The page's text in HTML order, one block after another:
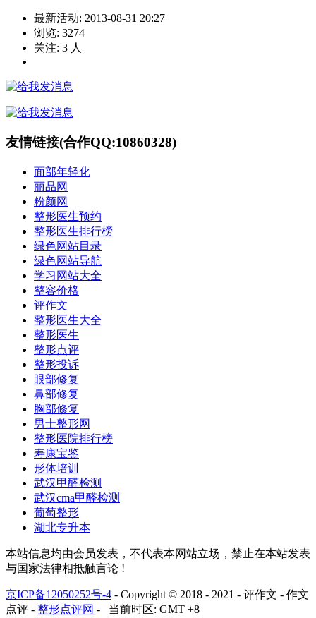
最新活动: 2013-08-31 20:27
浏览: 3274
关注: 3 人
友情链接(合作QQ:10860328)
面部年轻化
丽品网
粉颜网
整形医生预约
整形医生排行榜
绿色网站目录
绿色网站导航
学习网站大全
整容价格
评作文
整形医生大全
整形医生
整形点评
整形投诉
眼部修复
鼻部修复
胸部修复
男士整形网
整形医院排行榜
寿康宝鉴
形体培训
武汉甲醛检测
武汉cma甲醛检测
葡萄整形
湖北专升本
本站信息均由会员发表，不代表本网站立场，禁止在本站发表
与国家法律相抵触言论 !
京ICP备12050252号-4 - Copyright © 2018 - 2021 - 评作文 - 作文
点评 - 整形点评网 - 当前时区: GMT +8